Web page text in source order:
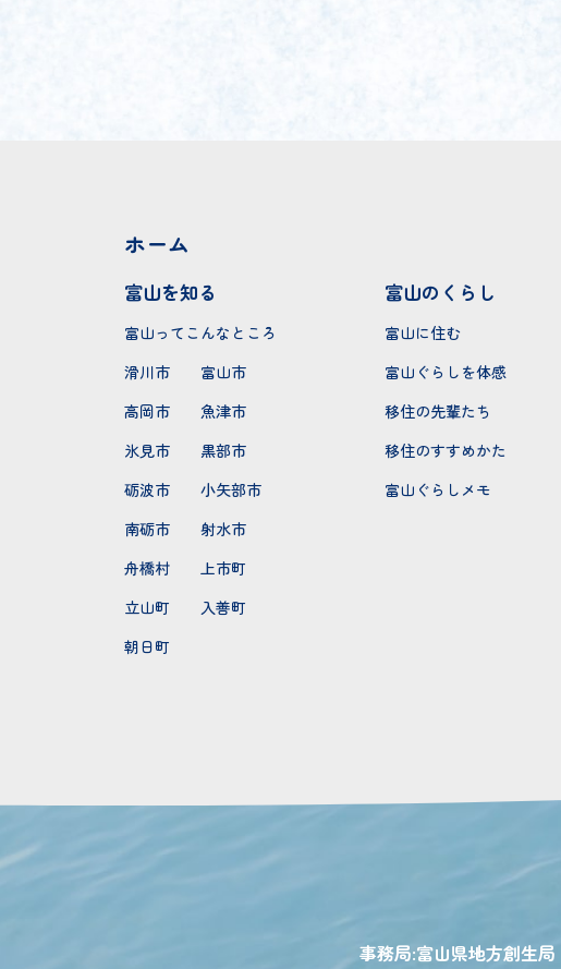
ホーム
富山を知る
富山ってこんなところ
滑川市
富山市
高岡市
魚津市
氷見市
黒部市
砺波市
小矢部市
南砺市
射水市
舟橋村
上市町
立山町
入善町
朝日町
富山のくらし
富山に住む
富山ぐらしを体感
移住の先輩たち
移住のすすめかた
富山ぐらしメモ
事務局:富山県地方創生局